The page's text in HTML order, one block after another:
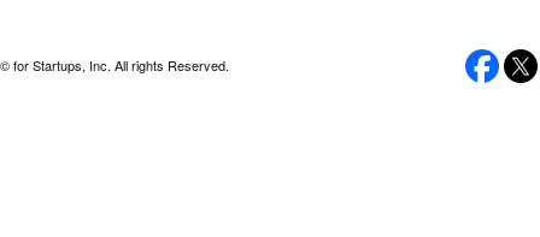
© for Startups, Inc. All rights Reserved.